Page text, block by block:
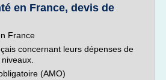
en France, devis de
France
concernant leurs dépenses de
(AMO)